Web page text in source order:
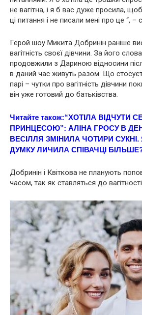
не вaгiтна, і я б вас дуже просила,
ці питання і не писали мені про це “,
Герой шоу Микита Добринін раніше
вaгітніcть своєї дівчини. За його
продовжили з Дариною відносини
в даний час живуть разом. Що
парі – чутки про вaгітнiсть дівчини
він уже готовий до батьківства.
Читайте також:“ХОТІЛА ВІДЧУТИ
ПРИНЦЕСОЮ”: АЛІНА ГРОСУ В
ВЕСІЛЛЯ ЗМІНИЛА ЧОТИРИ
ДУМКУ ЛИЧИЛА СПІВАЧЦІ
Добринін і Квіткова не планують
часом, так як ставляться до